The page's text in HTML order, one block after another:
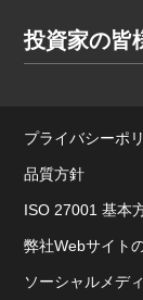
投資家の皆
プライバシーポ
品質方針
ISO 27001 基本
弊社Webサイト
ソーシャルメデ